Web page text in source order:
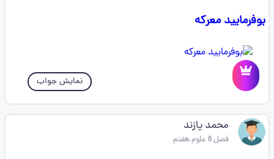
بوفرمایید معرکه
نمایش جواب
محمد پازند
فصل 8 علوم هفتم